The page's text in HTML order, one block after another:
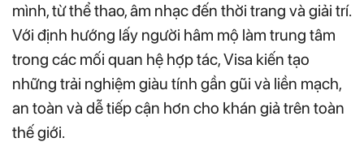
mình, từ thể thao, âm nhạc đến thời trang và giải trí.
Với định hướng lấy người hâm mộ làm trung tâm
trong các mối quan hệ hợp tác, Visa kiến tạo
những trải nghiệm giàu tính gần gũi và liền mạch,
an toàn và dễ tiếp cận hơn cho khán giả trên toàn
thế giới.